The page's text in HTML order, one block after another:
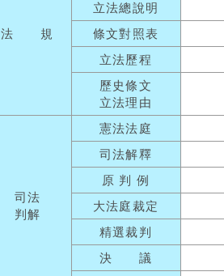
法 規
立法總說明
條文對照表
立法歷程
歷史條文
立法理由
司法
判解
憲法法庭
司法解釋
原 判 例
大法庭裁定
精選裁判
決 議